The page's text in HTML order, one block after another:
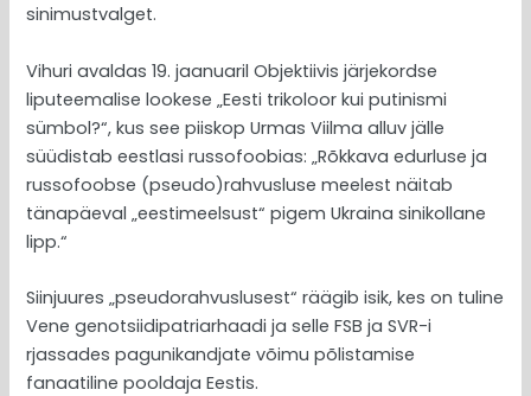
sinimustvalget.
Vihuri avaldas 19. jaanuaril Objektiivis järjekordse
liputeemalise lookese „Eesti trikoloor kui putinismi
sümbol?“, kus see piiskop Urmas Viilma alluv jälle
süüdistab eestlasi russofoobias: „Rõkkava edurluse ja
russofoobse (pseudo)rahvusluse meelest näitab
tänapäeval „eestimeelsust“ pigem Ukraina sinikollane
lipp.“
Siinjuures „pseudorahvuslusest“ räägib isik, kes on tuline
Vene genotsiidipatriarhaadi ja selle FSB ja SVR-i
rjassades pagunikandjate võimu põlistamise
fanaatiline pooldaja Eestis.